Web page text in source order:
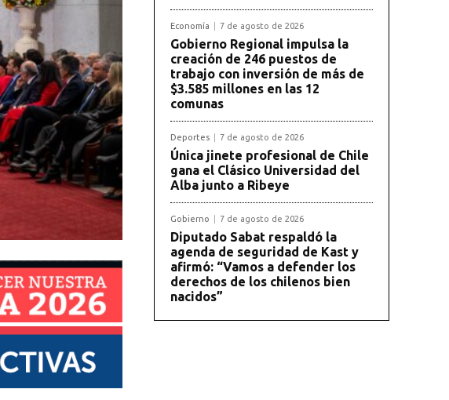
Economía 7 de agosto de 2026
Gobierno Regional impulsa la
creación de 246 puestos de
trabajo con inversión de más de
$3.585 millones en las 12
comunas
Deportes 7 de agosto de 2026
Única jinete profesional de Chile
gana el Clásico Universidad del
Alba junto a Ribeye
Gobierno 7 de agosto de 2026
Diputado Sabat respaldó la
agenda de seguridad de Kast y
afirmó: “Vamos a defender los
derechos de los chilenos bien
nacidos”